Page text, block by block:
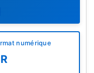
numérique